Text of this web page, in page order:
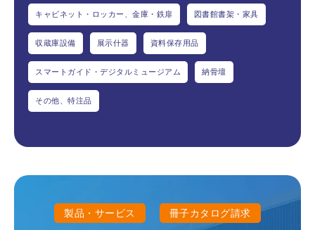
キャビネット・ロッカー、金庫・鉄扉 図書館書架・家具
収蔵庫設備 展示什器 資料保存用品
スマートガイド・デジタルミュージアム 納骨壇
その他、特注品
製品・サービス 冊子カタログ請求